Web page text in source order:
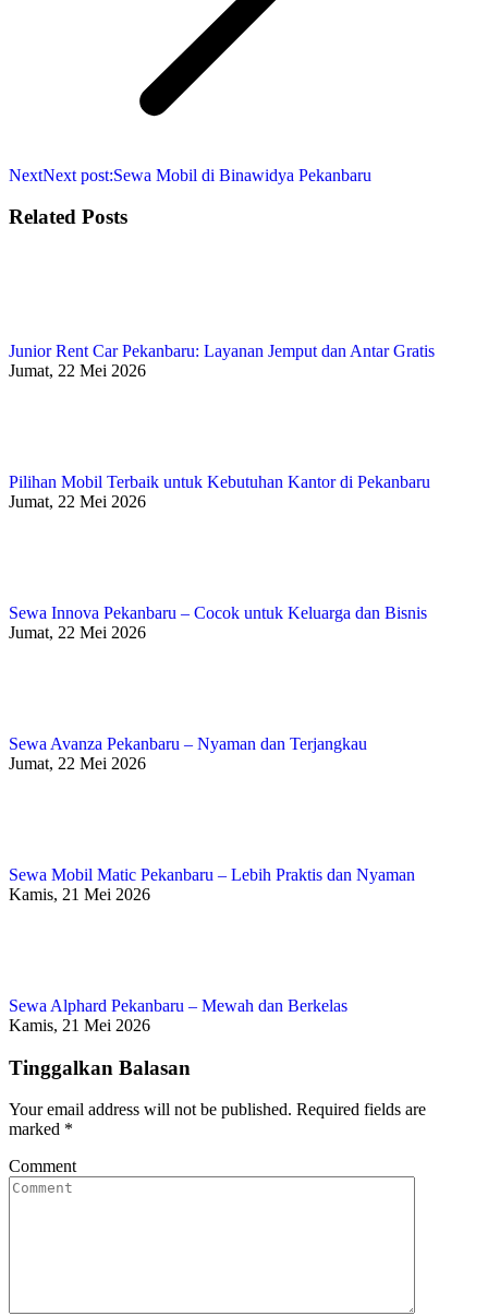
NextNext post:Sewa Mobil di Binawidya Pekanbaru
Related Posts
Junior Rent Car Pekanbaru: Layanan Jemput dan Antar Gratis
Jumat, 22 Mei 2026
Pilihan Mobil Terbaik untuk Kebutuhan Kantor di Pekanbaru
Jumat, 22 Mei 2026
Sewa Innova Pekanbaru – Cocok untuk Keluarga dan Bisnis
Jumat, 22 Mei 2026
Sewa Avanza Pekanbaru – Nyaman dan Terjangkau
Jumat, 22 Mei 2026
Sewa Mobil Matic Pekanbaru – Lebih Praktis dan Nyaman
Kamis, 21 Mei 2026
Sewa Alphard Pekanbaru – Mewah dan Berkelas
Kamis, 21 Mei 2026
Tinggalkan Balasan
Your email address will not be published. Required fields are
marked *
Comment